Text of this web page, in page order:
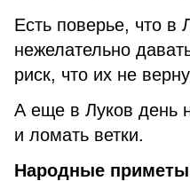
Есть поверье, что в
нежелательно
риск, что их не
А еще в Луков день
и ломать ветки.
Народные приметы